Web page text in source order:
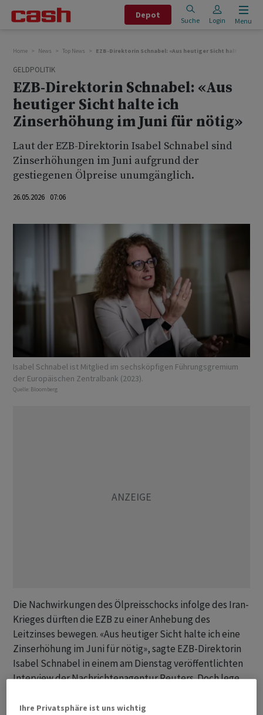
Depot
Suche Login Menu
Home News Top News EZB-Direktorin Schnabel: «Aus heutiger Sicht halte ich
GELDPOLITIK
EZB-Direktorin Schnabel: «Aus
heutiger Sicht halte ich
Zinserhöhung im Juni für nötig»
Laut der EZB-Direktorin Isabel Schnabel sind
Zinserhöhungen im Juni aufgrund der
gestiegenen Ölpreise unumgänglich.
26.05.2026 07:06
Isabel Schnabel ist Mitglied im sechsköpfigen Führungsgremium
der Europäischen Zentralbank (2023).
Quelle: Bloomberg
Die Nachwirkungen des Ölpreisschocks infolge des Iran-
Krieges dürften die EZB zu einer Anhebung des
Leitzinses bewegen. «Aus heutiger Sicht halte ich eine
Zinserhöhung im Juni für nötig», sagte EZB-Direktorin
Isabel Schnabel ‌in einem ⁠am Dienstag veröffentlichten
Interview der Nachrichtenagentur Reuters. Doch lege
durch ⁠die Wirtschaft und treibe die Inflation über «einen
Ihre Privatsphäre ist uns wichtig